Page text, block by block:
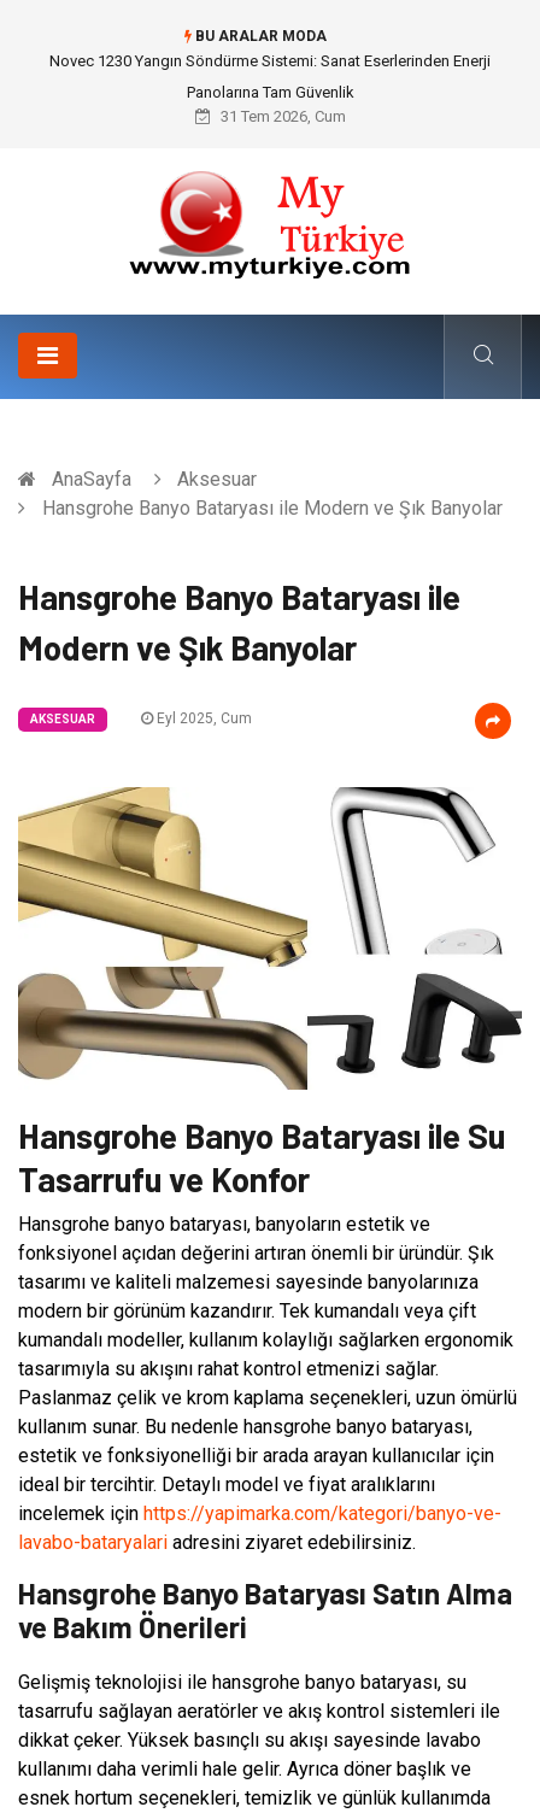
BU ARALAR MODA
Skoda Yedek Parça Seçiminde Teknik Uyumluluk ve Sürüş Konforu
31 Tem 2026, Cum
AnaSayfa
Aksesuar
Hansgrohe Banyo Bataryası ile Modern ve Şık Banyolar
Hansgrohe Banyo Bataryası ile
Modern ve Şık Banyolar
AKSESUAR Eyl 2025, Cum
Hansgrohe Banyo Bataryası ile Su
Tasarrufu ve Konfor
Hansgrohe banyo bataryası, banyoların estetik ve
fonksiyonel açıdan değerini artıran önemli bir üründür. Şık
tasarımı ve kaliteli malzemesi sayesinde banyolarınıza
modern bir görünüm kazandırır. Tek kumandalı veya çift
kumandalı modeller, kullanım kolaylığı sağlarken ergonomik
tasarımıyla su akışını rahat kontrol etmenizi sağlar.
Paslanmaz çelik ve krom kaplama seçenekleri, uzun ömürlü
kullanım sunar. Bu nedenle hansgrohe banyo bataryası,
estetik ve fonksiyonelliği bir arada arayan kullanıcılar için
ideal bir tercihtir. Detaylı model ve fiyat aralıklarını
incelemek için https://yapimarka.com/kategori/banyo-ve-
lavabo-bataryalari adresini ziyaret edebilirsiniz.
Hansgrohe Banyo Bataryası Satın Alma
ve Bakım Önerileri
Gelişmiş teknolojisi ile hansgrohe banyo bataryası, su
tasarrufu sağlayan aeratörler ve akış kontrol sistemleri ile
dikkat çeker. Yüksek basınçlı su akışı sayesinde lavabo
kullanımı daha verimli hale gelir. Ayrıca döner başlık ve
esnek hortum seçenekleri, temizlik ve günlük kullanımda